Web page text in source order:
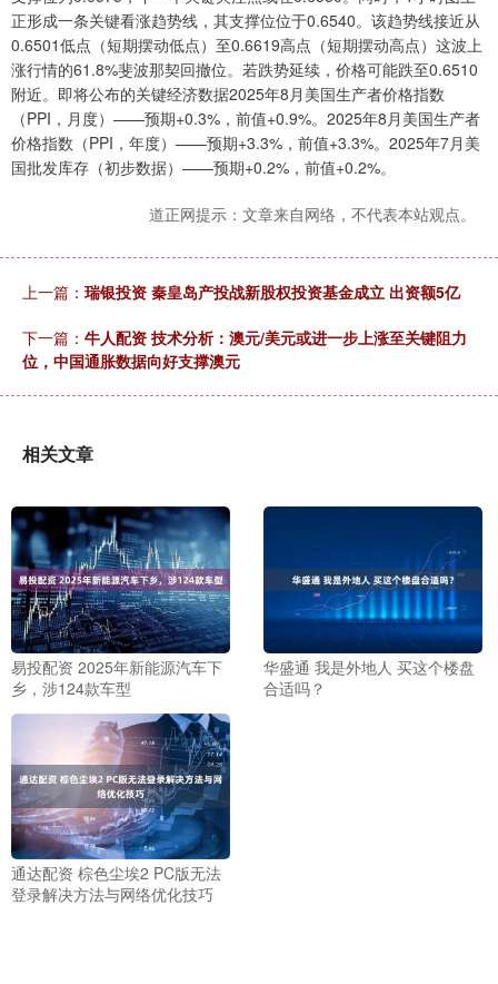
正形成一条关键看涨趋势线，其支撑位位于0.6540。该趋势线接近从
0.6501低点（短期摆动低点）至0.6619高点（短期摆动高点）这波上
涨行情的61.8%斐波那契回撤位。若跌势延续，价格可能跌至0.6510
附近。即将公布的关键经济数据2025年8月美国生产者价格指数
（PPI，月度）——预期+0.3%，前值+0.9%。2025年8月美国生产者
价格指数（PPI，年度）——预期+3.3%，前值+3.3%。2025年7月美
国批发库存（初步数据）——预期+0.2%，前值+0.2%。
道正网提示：文章来自网络，不代表本站观点。
上一篇： 瑞银投资 秦皇岛产投战新股权投资基金成立 出资额5亿
下一篇： 牛人配资 技术分析：澳元/美元或进一步上涨至关键阻力
位，中国通胀数据向好支撑澳元
相关文章
易投配资 2025年新能源汽车下
乡，涉124款车型
华盛通 我是外地人 买这个楼盘
合适吗？
通达配资 棕色尘埃2 PC版无法
登录解决方法与网络优化技巧